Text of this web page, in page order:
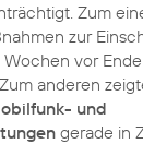
Zum
zur
vor
anderen
und
gerade in